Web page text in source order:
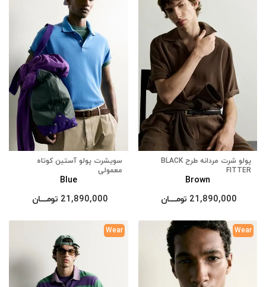
پولو شرت مردانه طرح BLACK
FITTER
Brown
21,890,000 تومــــــان
سویشرت پولو آستین کوتاه
معمولی
Blue
21,890,000 تومــــــان
Wear
Wear